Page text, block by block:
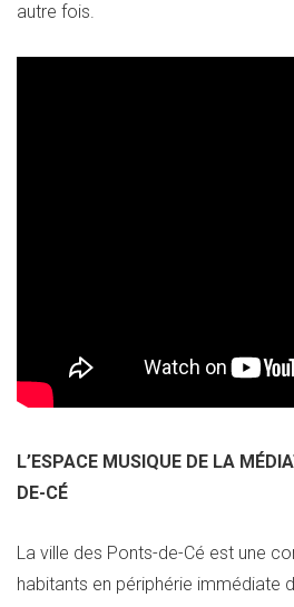
autre fois.
L’ESPACE MUSIQUE DE LA
DE-CÉ
La ville des Ponts-de-Cé est une
habitants en périphérie immédiate